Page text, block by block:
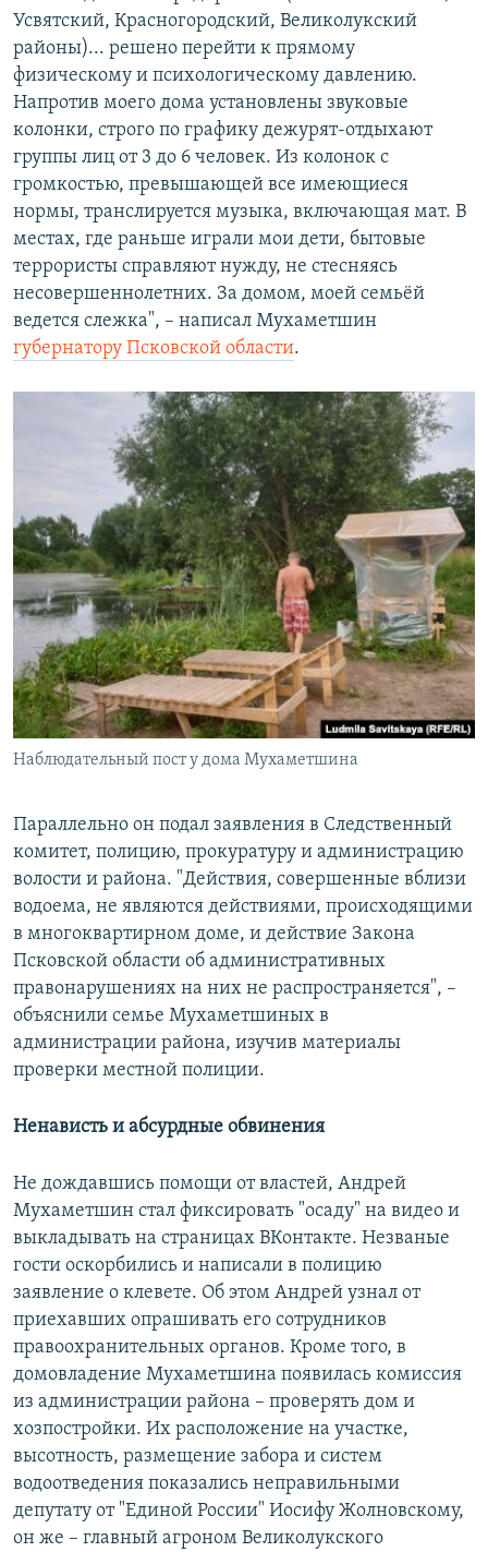
Усвятский, Красногородский, Великолукский
районы)... решено перейти к прямому
физическому и психологическому давлению.
Напротив моего дома установлены звуковые
колонки, строго по графику дежурят-отдыхают
группы лиц от 3 до 6 человек. Из колонок с
громкостью, превышающей все имеющиеся
нормы, транслируется музыка, включающая мат. В
местах, где раньше играли мои дети, бытовые
террористы справляют нужду, не стесняясь
несовершеннолетних. За домом, моей семьёй
ведется слежка", – написал Мухаметшин
губернатору Псковской области.
Наблюдательный пост у дома Мухаметшина
Параллельно он подал заявления в Следственный
комитет, полицию, прокуратуру и администрацию
волости и района. "Действия, совершенные вблизи
водоема, не являются действиями, происходящими
в многоквартирном доме, и действие Закона
Псковской области об административных
правонарушениях на них не распространяется", –
объяснили семье Мухаметшиных в
администрации района, изучив материалы
проверки местной полиции.
Ненависть и абсурдные обвинения
Не дождавшись помощи от властей, Андрей
Мухаметшин стал фиксировать "осаду" на видео и
выкладывать на страницах ВКонтакте. Незваные
гости оскорбились и написали в полицию
заявление о клевете. Об этом Андрей узнал от
приехавших опрашивать его сотрудников
правоохранительных органов. Кроме того, в
домовладение Мухаметшина появилась комиссия
из администрации района – проверять дом и
хозпостройки. Их расположение на участке,
высотность, размещение забора и систем
водоотведения показались неправильными
депутату от "Единой России" Иосифу Жолновскому,
он же – главный агроном Великолукского